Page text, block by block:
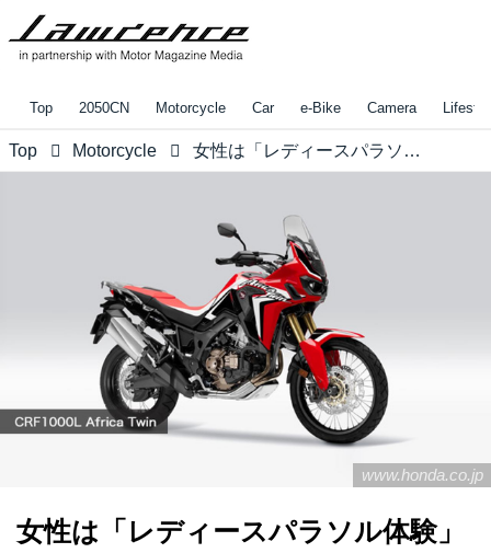
Top 2050CN Motorcycle Car e-Bike Camera
Top Motorcycle 女性は「レディースパラソル体験」も？大人も子供も女性も楽しく参加できるHonda オフロード・ミーティングにいってみよう！
www.honda.co.jp
女性は「レディースパラソル体験」